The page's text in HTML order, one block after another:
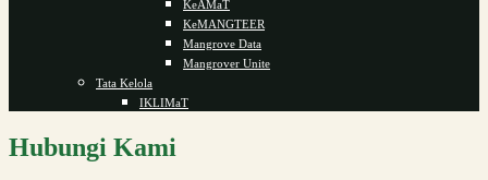
KeAMaT
KeMANGTEER
Mangrove Data
Mangrover Unite
Tata Kelola
IKLIMaT
Hubungi Kami